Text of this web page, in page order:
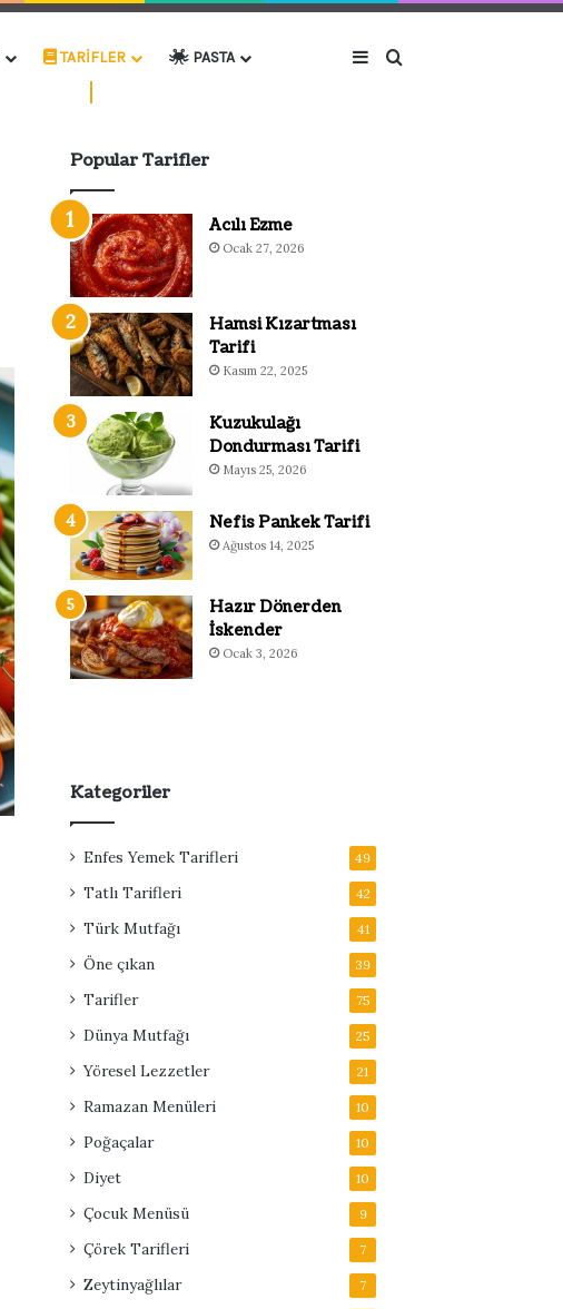
TARIFLER PASTA Kenar Bölmesi
Arama yap ...
Popular Tarifler
Acılı Ezme
Ocak 27, 2026
Hamsi Kızartması
Tarifi
Kasım 22, 2025
Kuzukulağı
Dondurması Tarifi
Mayıs 25, 2026
Nefis Pankek Tarifi
Ağustos 14, 2025
Hazır Dönerden
İskender
Ocak 3, 2026
Kategoriler
Enfes Yemek Tarifleri 49
Tatlı Tarifleri 42
Türk Mutfağı 41
Öne çıkan 39
Tarifler 75
Dünya Mutfağı 25
Yöresel Lezzetler 21
Ramazan Menüleri 10
Poğaçalar 10
Diyet 10
Çocuk Menüsü 9
Çörek Tarifleri 7
Zeytinyağlılar 7